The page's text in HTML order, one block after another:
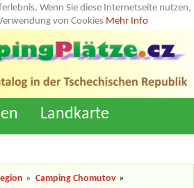
Wenn Sie diese Internetseite nutzen,
von Cookies Mehr Info
Landkarte
» Camping Chomutov »